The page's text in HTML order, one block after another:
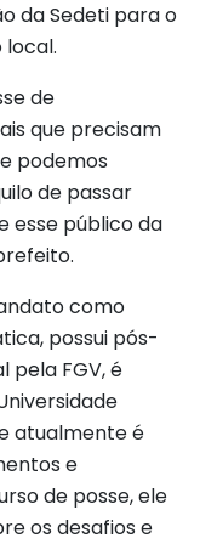
da Sedeti para o
de
que precisam
podemos
de passar
esse público da
como
possui pós-
pela FGV, é
atualmente é
e
de posse, ele
os desafios e